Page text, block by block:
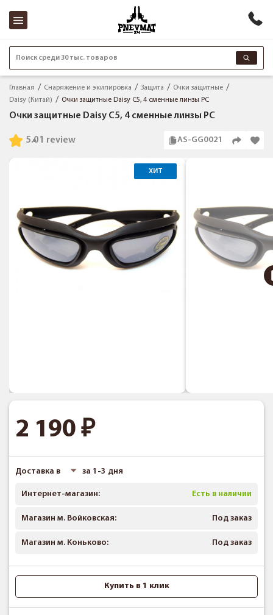
Поиск среди 30 тыс. товаров
Главная Снаряжение и экипировка Защита
Очки защитные
Daisy (Китай)
Очки защитные Daisy C5, 4 сменные линзы PC
Очки защитные Daisy C5, 4 сменные линзы PC
1 review
5.0 AS-GG0021
ХИТ
2 190
Доставка в за 1-3 дня
Интернет-магазин: Есть в наличии
Магазин м. Войковская: Под заказ
Магазин м. Коньково: Под заказ
Купить в 1 клик